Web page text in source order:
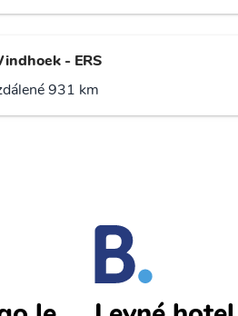
- ERS
931 km